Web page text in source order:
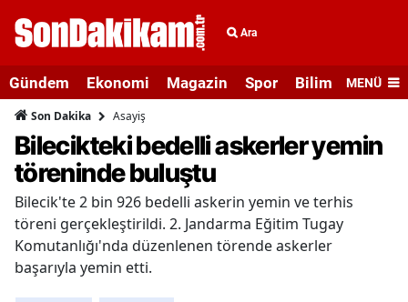
Ara
Gündem Ekonomi Magazin Spor Bilim veMENÜ
Son Dakika Asayiş
Bilecikteki bedelli askerler yemin
töreninde buluştu
Bilecik'te 2 bin 926 bedelli askerin yemin ve terhis
töreni gerçekleştirildi. 2. Jandarma Eğitim Tugay
Komutanlığı'nda düzenlenen törende askerler
başarıyla yemin etti.